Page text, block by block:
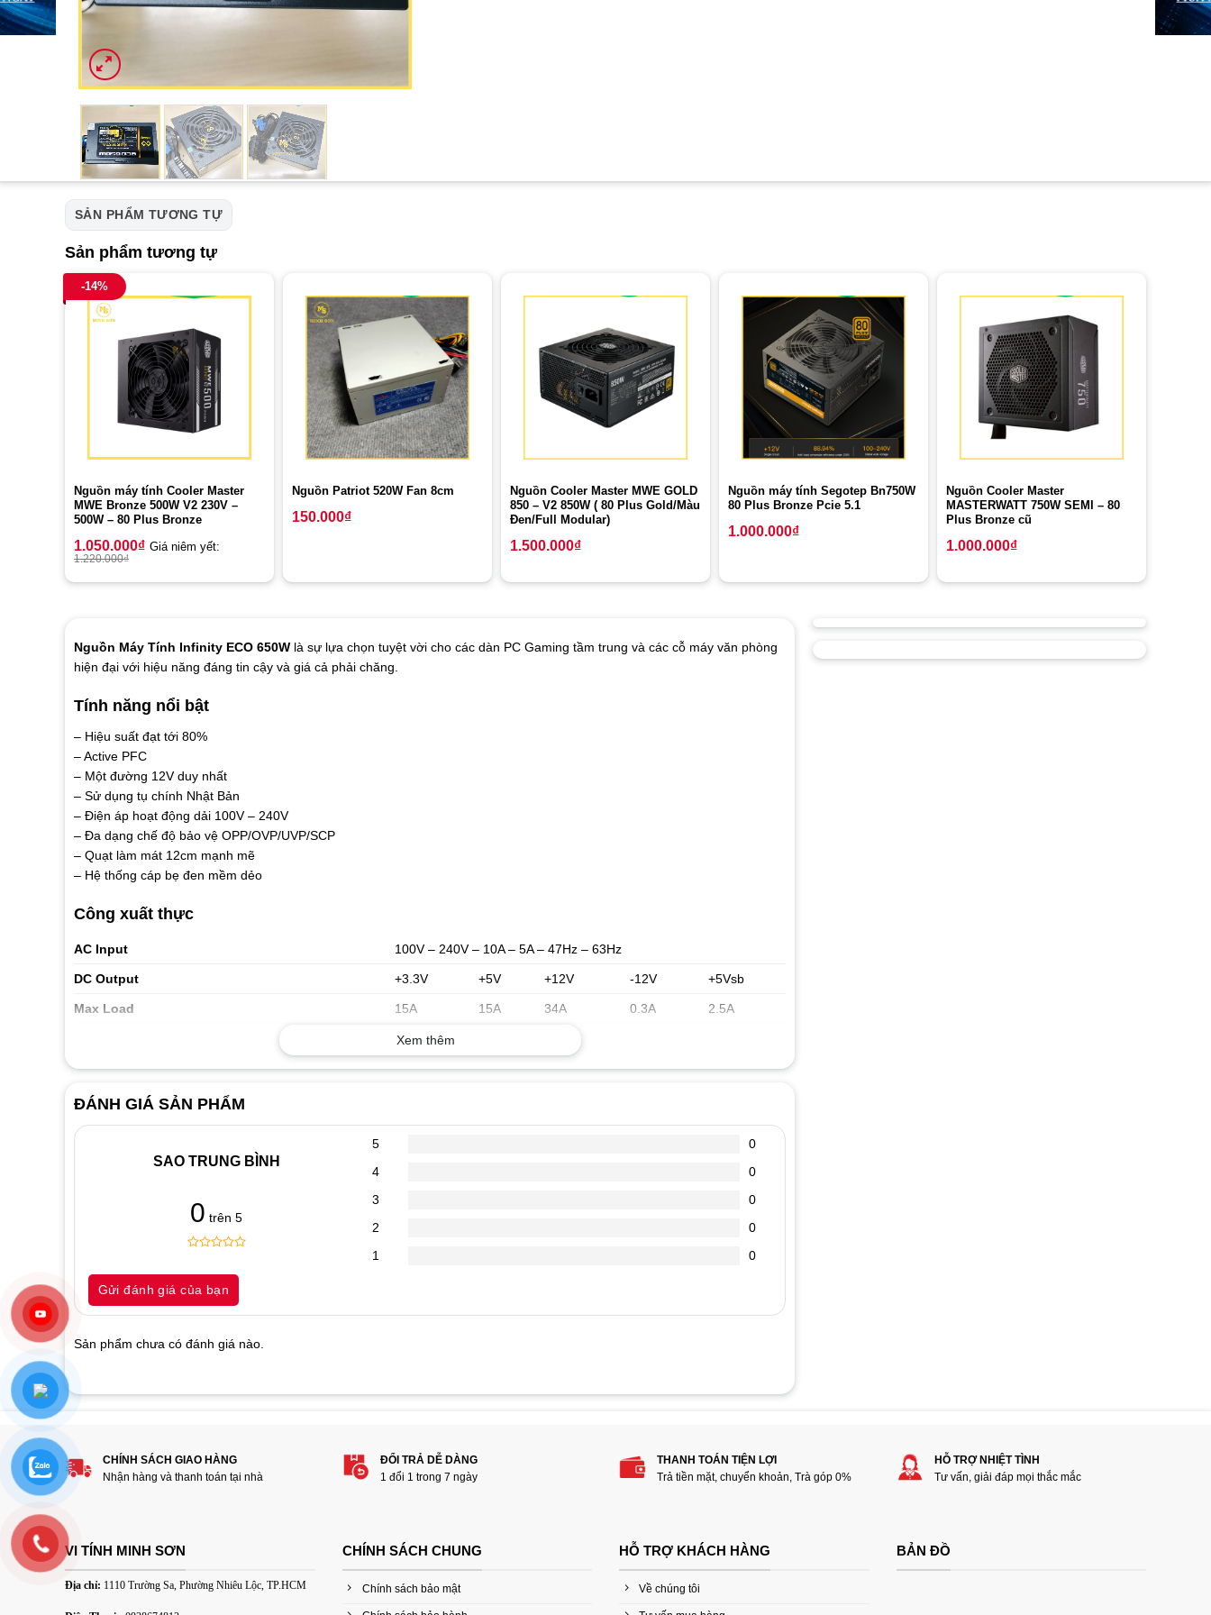
SẢN PHẨM TƯƠNG TỰ
Sản phẩm tương tự
-14%
Nguồn máy tính Cooler Master
MWE Bronze 500W V2 230V –
500W – 80 Plus Bronze
1.050.000₫ Giá niêm yết:
1.220.000₫
Nguồn Patriot 520W Fan 8cm
150.000₫
Nguồn Cooler Master MWE GOLD
850 – V2 850W ( 80 Plus Gold/Màu
Đen/Full Modular)
1.500.000₫
Nguồn máy tính Segotep Bn750W
80 Plus Bronze Pcie 5.1
1.000.000₫
Nguồn Cooler Master
MASTERWATT 750W SEMI – 80
Plus Bronze cũ
1.000.000₫
Nguồn Máy Tính Infinity ECO 650Wlà sự lựa chọn tuyệt vời cho các dàn PC Gaming tầm trung và các cỗ máy văn phòng
hiện đại với hiệu năng đáng tin cậy và giá cả phải chăng.
Tính năng nổi bật
– Hiệu suất đạt tới 80%
– Active PFC
– Một đường 12V duy nhất
– Sử dụng tụ chính Nhật Bản
– Điện áp hoạt động dải 100V – 240V
– Đa dạng chế độ bảo vệ OPP/OVP/UVP/SCP
– Quạt làm mát 12cm mạnh mẽ
– Hệ thống cáp bẹ đen mềm dẻo
Công xuất thực
AC Input 100V – 240V – 10A – 5A – 47Hz – 63Hz
DC Output +3.3V +5V +12V -12V +5Vsb
Max Load 15A 15A 34A 0.3A 2.5A
100W
Total Power:650W
Xem thêm
ĐÁNH GIÁ SẢN PHẨM
SAO TRUNG BÌNH
0 trên 5
out
of
based
ratings
5
0
4
0
3
0
2
0
1
0
Gửi đánh giá của bạn
Sản phẩm chưa có đánh giá nào.
Hãy là người đánh giá đầu tiên cho sản phẩm “Nguồn Máy Tính Infinity ECO 650W”
Đánh giá của bạn
CHÍNH SÁCH GIAO HÀNG
Nhận hàng và thanh toán tại nhà
ĐỔI TRẢ DỄ DÀNG
1 đổi 1 trong 7 ngày
THANH TOÁN TIỆN LỢI
Trả tiền mặt, chuyển khoản, Trà góp 0%
HỖ TRỢ NHIỆT TÌNH
Tư vấn, giải đáp mọi thắc mắc
VI TÍNH MINH SƠN
Địa chỉ: 1110 Trường Sa, Phường Nhiêu Lộc, TP.HCM
CHÍNH SÁCH CHUNG
Chính sách bảo mật
HỖ TRỢ KHÁCH HÀNG
Về chúng tôi
BẢN ĐỒ